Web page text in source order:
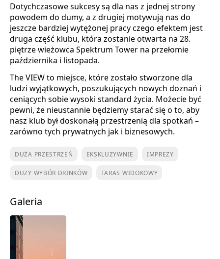
Dotychczasowe sukcesy są dla nas z jednej strony
powodem do dumy, a z drugiej motywują nas do
jeszcze bardziej wytężonej pracy czego efektem jest
druga część klubu, która zostanie otwarta na 28.
piętrze wieżowca Spektrum Tower na przełomie
października i listopada.
The VIEW to miejsce, które zostało stworzone dla
ludzi wyjątkowych, poszukujących nowych doznań i
ceniących sobie wysoki standard życia. Możecie być
pewni, że nieustannie będziemy starać się o to, aby
nasz klub był doskonałą przestrzenią dla spotkań –
zarówno tych prywatnych jak i biznesowych.
DUŻA PRZESTRZEŃ EKSKLUZYWNIE IMPREZY
DUŻY WYBÓR DRINKÓW TARAS WIDOKOWY
Galeria